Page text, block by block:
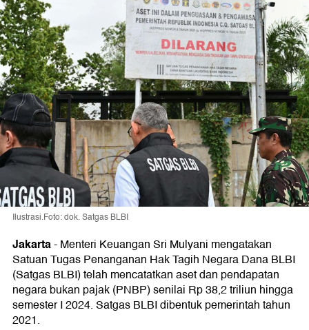
Ilustrasi.Foto: dok. Satgas BLBI
Jakarta-Menteri Keuangan Sri Mulyani mengatakan
Satuan Tugas Penanganan Hak Tagih Negara Dana BLBI
(Satgas BLBI) telah mencatatkan aset dan pendapatan
negara bukan pajak (PNBP) senilai Rp 38,2 triliun hingga
semester I 2024. Satgas BLBI dibentuk pemerintah tahun
2021.